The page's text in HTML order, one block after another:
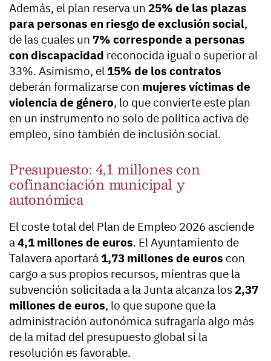
Además, el plan reserva un 25% de las plazas
para personas en riesgo de exclusión social,
de las cuales un 7% corresponde a personas
con discapacidad reconocida igual o superior al
33%. Asimismo, el 15% de los contratos
deberán formalizarse con mujeres víctimas de
violencia de género, lo que convierte este plan
en un instrumento no solo de política activa de
empleo, sino también de inclusión social.
Presupuesto: 4,1 millones con
cofinanciación municipal y
autonómica
El coste total del Plan de Empleo 2026 asciende
a4,1 millones de euros. El Ayuntamiento de
Talavera aportará 1,73 millones de euros con
cargo a sus propios recursos, mientras que la
subvención solicitada a la Junta alcanza los 2,37
millones de euros, lo que supone que la
administración autonómica sufragaría algo más
de la mitad del presupuesto global si la
resolución es favorable.